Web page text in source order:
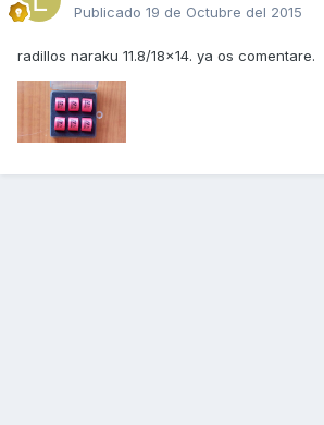
Publicado 19 de Octubre del 2015
radillos naraku 11.8/18x14. ya os comentare.